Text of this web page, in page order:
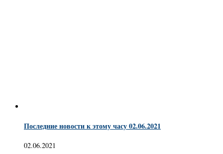
Последние новости к этому часу 02.06.2021
02.06.2021